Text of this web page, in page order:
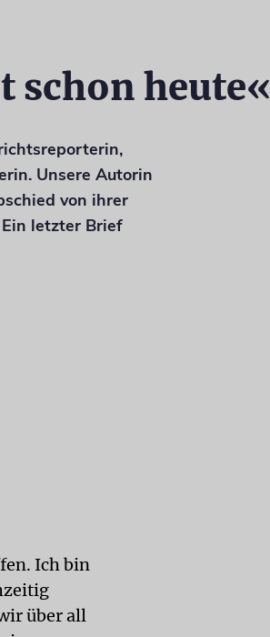
schon heute«
Unsere Autorin
von ihrer
letzter Brief
Ich bin
über all